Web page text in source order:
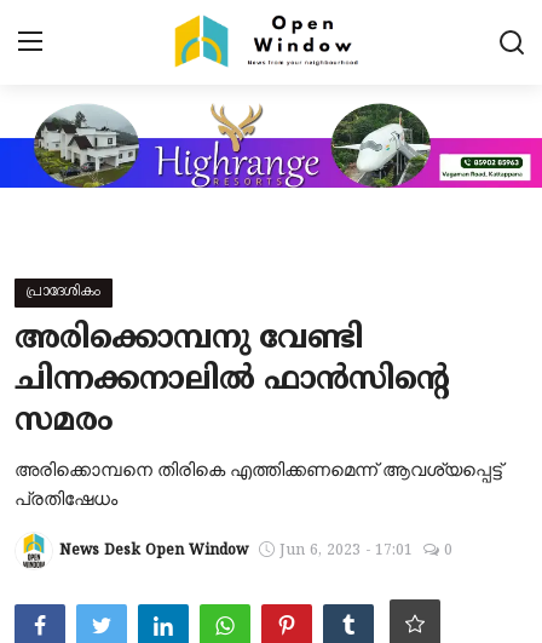
Login Register
പ്രധാന വാർത്തകൾ
പ്രാദേശികം
കായികം
TOURISM
ആരോഗ്യം
സാങ്കേതിക വിദ്യ
പ്രാദേശികം
അരിക്കൊമ്പനു വേണ്ടി
ചിന്നക്കനാലിൽ ഫാൻസിൻ്റെ
സമരം
അരിക്കൊമ്പനെ തിരികെ എത്തിക്കണമെന്ന് ആവശ്യപ്പെട്ട്
പ്രതിഷേധം
News Desk Open Window Jun 6, 2023 - 17:01 0